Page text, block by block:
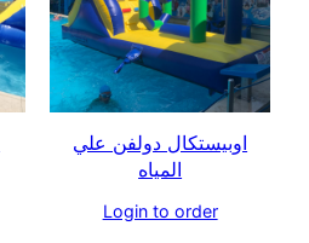
اوبيستكال دولفن علي
المياه
Login to order